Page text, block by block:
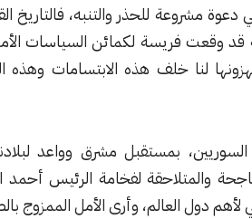
للحذر والتنبه، فالتاريخ القريب يخبرنا
لكمائن السياسات الأمريكية. ‏ليتنا
هذه الابتسامات وهذه الحفاوة التي
بمستقبل مشرق وواعد لبلادنا، خصوصاً
لفخامة الرئيس أحمد الشرع ووزير
وأرى الأمل الممزوج بالصبر في عيون